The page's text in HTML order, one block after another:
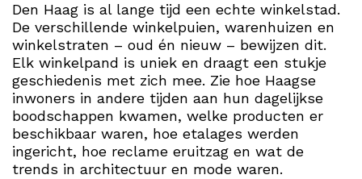
Den Haag is al lange tijd een echte winkelstad.
De verschillende winkelpuien, warenhuizen en
winkelstraten – oud én nieuw – bewijzen dit.
Elk winkelpand is uniek en draagt een stukje
geschiedenis met zich mee. Zie hoe Haagse
inwoners in andere tijden aan hun dagelijkse
boodschappen kwamen, welke producten er
beschikbaar waren, hoe etalages werden
ingericht, hoe reclame eruitzag en wat de
trends in architectuur en mode waren.